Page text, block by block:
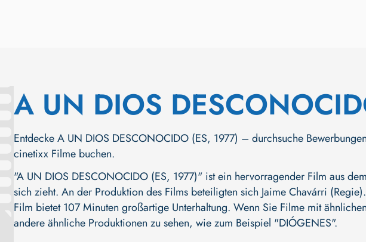
A UN DIOS
Entdecke A UN DIOS DESCONOCIDO (ES, 1977) – durchsuche
cinetixx Filme buchen.
"A UN DIOS DESCONOCIDO (ES, 1977)" ist ein hervorragender Film aus
sich zieht. An der Produktion des Films beteiligten sich Jaime Chavárri (Regie)
Film bietet 107 Minuten großartige Unterhaltung. Wenn Sie Filme mit
andere ähnliche Produktionen zu sehen, wie zum Beispiel "DIÓGENES".